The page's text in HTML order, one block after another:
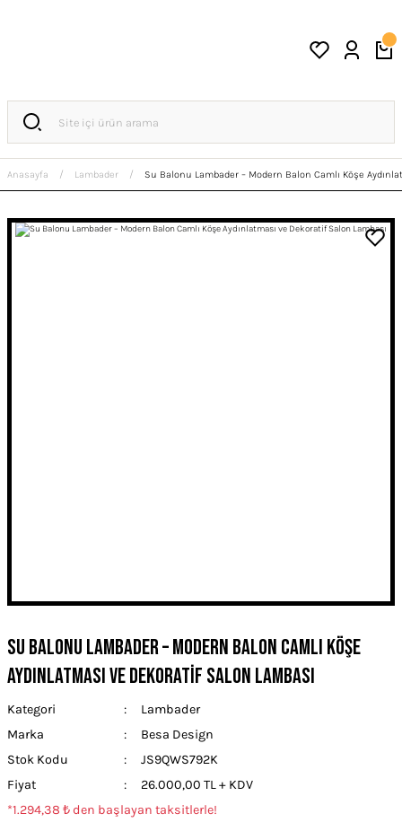
Anasayfa Lambader Su Balonu Lambader – Modern Balon Camlı Köşe
Su Balonu Lambader – Modern Balon Camlı Köşe
Aydınlatması ve Dekoratif Salon Lambası
Kategori
Lambader
Marka
Besa Design
Stok Kodu
JS9QWS792K
Fiyat
26.000,00 TL + KDV
*1.294,38 ₺ den başlayan taksitlerle!